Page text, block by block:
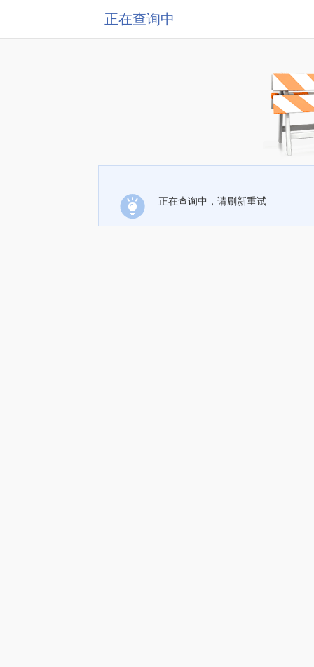
正在查询中
正在查询中，请刷新重试